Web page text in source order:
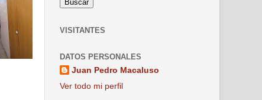
VISITANTES
DATOS PERSONALES
Juan Pedro Macaluso
Ver todo mi perfil